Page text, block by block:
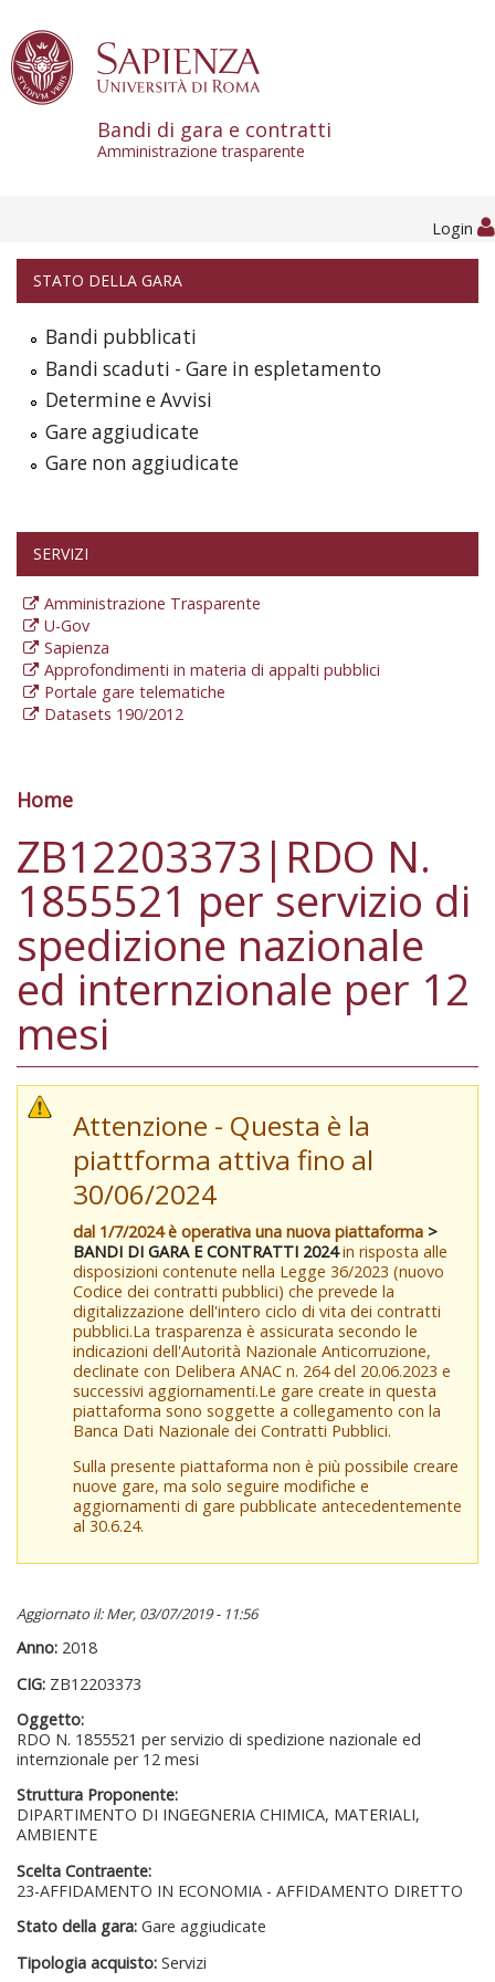
Bandi di gara e contratti
Amministrazione trasparente
Login
STATO DELLA GARA
Bandi pubblicati
Bandi scaduti - Gare in espletamento
Determine e Avvisi
Gare aggiudicate
Gare non aggiudicate
SERVIZI
Amministrazione Trasparente
U-Gov
Sapienza
Approfondimenti in materia di appalti pubblici
Portale gare telematiche
Datasets 190/2012
Tu sei qui
Home
ZB12203373|RDO N.
1855521 per servizio di
spedizione nazionale
ed internzionale per 12
mesi
Attenzione - Questa è la
piattforma attiva fino al
30/06/2024
dal 1/7/2024 è operativa una nuova piattaforma >
BANDI DI GARA E CONTRATTI 2024in risposta alle
disposizioni contenute nella Legge 36/2023 (nuovo
Codice dei contratti pubblici) che prevede la
digitalizzazione dell'intero ciclo di vita dei contratti
pubblici.La trasparenza è assicurata secondo le
indicazioni dell'Autorità Nazionale Anticorruzione,
declinate con Delibera ANAC n. 264 del 20.06.2023 e
successivi aggiornamenti.Le gare create in questa
piattaforma sono soggette a collegamento con la
Banca Dati Nazionale dei Contratti Pubblici.
Sulla presente piattaforma non è più possibile creare
nuove gare, ma solo seguire modifiche e
aggiornamenti di gare pubblicate antecedentemente
al 30.6.24.
Aggiornato il: Mer, 03/07/2019 - 11:56
Anno: 2018
CIG: ZB12203373
Oggetto:
RDO N. 1855521 per servizio di spedizione nazionale ed
internzionale per 12 mesi
Struttura Proponente:
DIPARTIMENTO DI INGEGNERIA CHIMICA, MATERIALI,
AMBIENTE
Scelta Contraente:
23-AFFIDAMENTO IN ECONOMIA - AFFIDAMENTO DIRETTO
Stato della gara: Gare aggiudicate
Tipologia acquisto: Servizi